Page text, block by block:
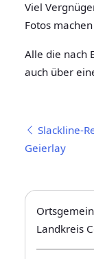
Viel
Fotos
Alle die nach
auch über
Slackline-
Geierlay
Landkreis